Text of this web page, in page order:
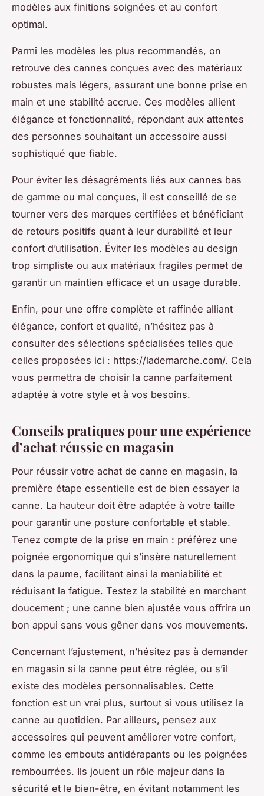
modèles aux finitions soignées et au confort
optimal.
Parmi les modèles les plus recommandés, on
retrouve des cannes conçues avec des matériaux
robustes mais légers, assurant une bonne prise en
main et une stabilité accrue. Ces modèles allient
élégance et fonctionnalité, répondant aux attentes
des personnes souhaitant un accessoire aussi
sophistiqué que fiable.
Pour éviter les désagréments liés aux cannes bas
de gamme ou mal conçues, il est conseillé de se
tourner vers des marques certifiées et bénéficiant
de retours positifs quant à leur durabilité et leur
confort d’utilisation. Éviter les modèles au design
trop simpliste ou aux matériaux fragiles permet de
garantir un maintien efficace et un usage durable.
Enfin, pour une offre complète et raffinée alliant
élégance, confort et qualité, n’hésitez pas à
consulter des sélections spécialisées telles que
celles proposées ici : https://lademarche.com/. Cela
vous permettra de choisir la canne parfaitement
adaptée à votre style et à vos besoins.
Conseils pratiques pour une expérience
d’achat réussie en magasin
Pour réussir votre achat de canne en magasin, la
première étape essentielle est de bien essayer la
canne. La hauteur doit être adaptée à votre taille
pour garantir une posture confortable et stable.
Tenez compte de la prise en main : préférez une
poignée ergonomique qui s’insère naturellement
dans la paume, facilitant ainsi la maniabilité et
réduisant la fatigue. Testez la stabilité en marchant
doucement ; une canne bien ajustée vous offrira un
bon appui sans vous gêner dans vos mouvements.
Concernant l’ajustement, n’hésitez pas à demander
en magasin si la canne peut être réglée, ou s’il
existe des modèles personnalisables. Cette
fonction est un vrai plus, surtout si vous utilisez la
canne au quotidien. Par ailleurs, pensez aux
accessoires qui peuvent améliorer votre confort,
comme les embouts antidérapants ou les poignées
rembourrées. Ils jouent un rôle majeur dans la
sécurité et le bien-être, en évitant notamment les